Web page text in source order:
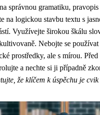
správnou gramatiku,
na logickou stavbu textu s
Využívejte širokou škálu
Nebojte se
prostředky, ale s mírou.
a nechte si ji případně
že klíčem k úspěchu je cvik